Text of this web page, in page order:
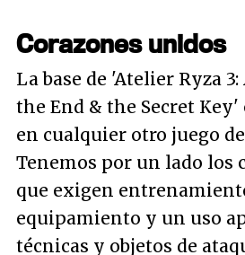
Corazones unidos
La base de 'Atelier Ryza
the End & the Secret Key'
en cualquier otro juego
Tenemos por un lado los
que exigen
equipamiento y un uso
técnicas y objetos de